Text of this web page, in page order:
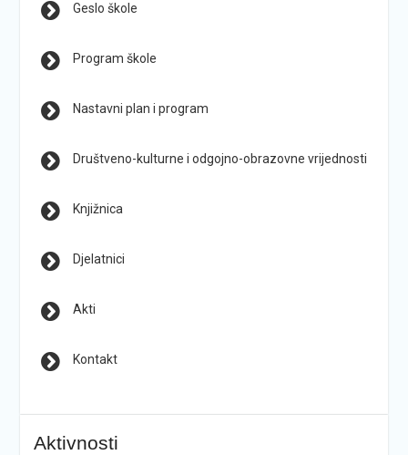
Geslo škole
Program škole
Nastavni plan i program
Društveno-kulturne i odgojno-obrazovne vrijednosti
Knjižnica
Djelatnici
Akti
Kontakt
Aktivnosti